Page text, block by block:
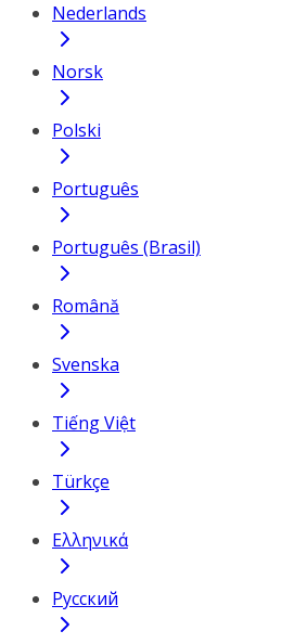
Nederlands
Norsk
Polski
Português
Português (Brasil)
Română
Svenska
Tiếng Việt
Türkçe
Ελληνικά
Русский